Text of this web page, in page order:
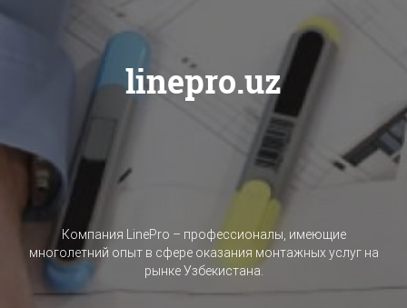
linepro.uz
Компания LinePro – профессионалы, имеющие
многолетний опыт в сфере оказания монтажных услуг на
рынке Узбекистана.